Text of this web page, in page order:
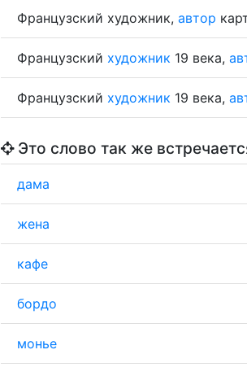
Французский художник, автор
Французский художник 19 века,
Французский художник 19 века,
Это слово так же
дама
жена
кафе
бордо
монье